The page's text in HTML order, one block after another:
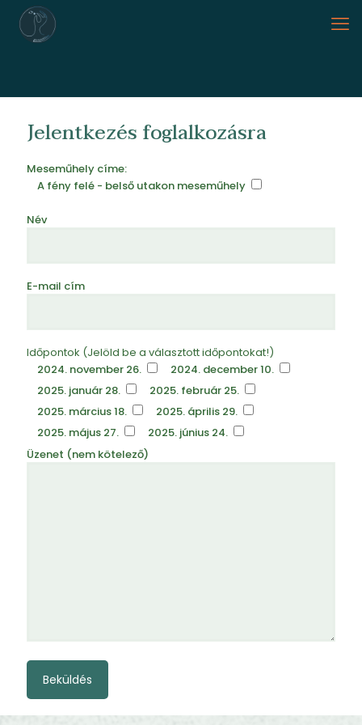
Jelentkezés foglalkozásra
Meseműhely címe:
A fény felé - belső utakon meseműhely
Név
E-mail cím
Időpontok (Jelöld be a választott időpontokat!)
2024. november 26.
2024. december 10.
2025. január 28.
2025. február 25.
2025. március 18.
2025. április 29.
2025. május 27.
2025. június 24.
Üzenet (nem kötelező)